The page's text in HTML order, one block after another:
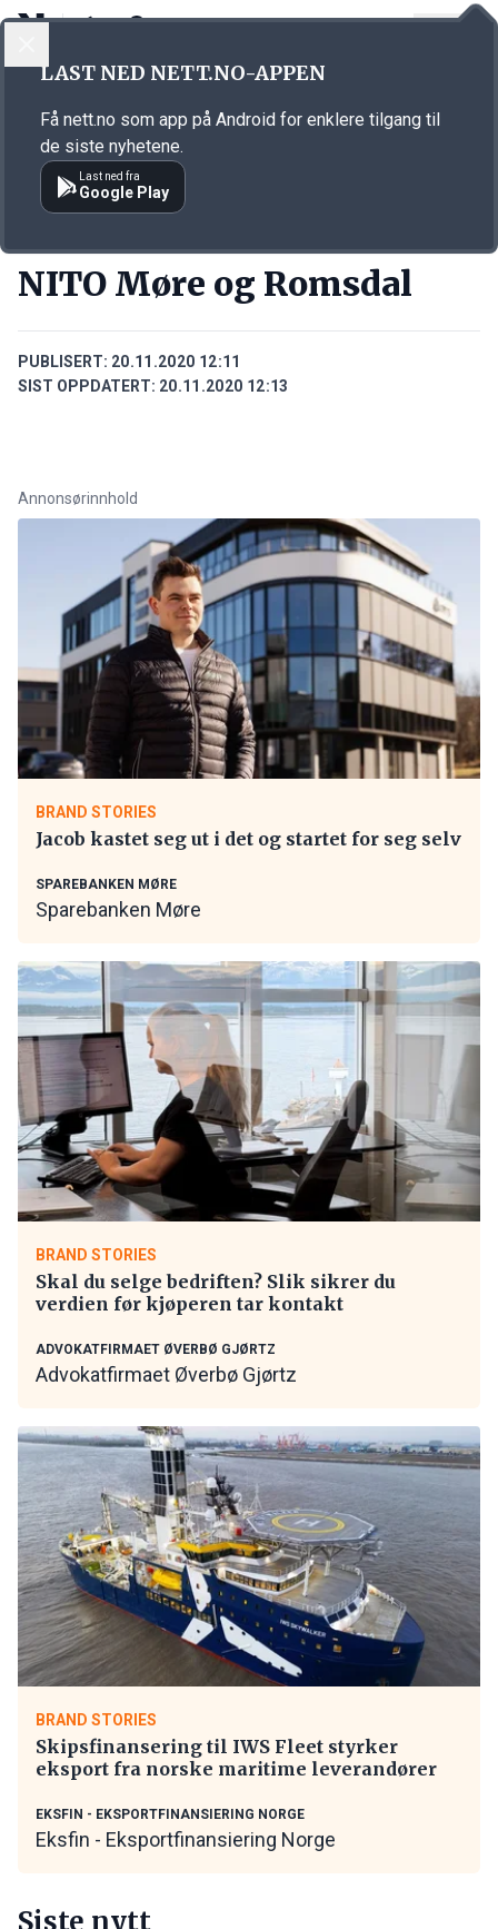
Annonsørinnhold
NITO Møre og Romsdal
PUBLISERT: 20.11.2020 12:11
SIST OPPDATERT: 20.11.2020 12:13
Annonsørinnhold
BRAND STORIES
Jacob kastet seg ut i det og startet for seg selv
SPAREBANKEN MØRE
Sparebanken Møre
BRAND STORIES
Skal du selge bedriften? Slik sikrer du
verdien før kjøperen tar kontakt
ADVOKATFIRMAET ØVERBØ GJØRTZ
Advokatfirmaet Øverbø Gjørtz
BRAND STORIES
Skipsfinansering til IWS Fleet styrker
eksport fra norske maritime leverandører
EKSFIN - EKSPORTFINANSIERING NORGE
Eksfin - Eksportfinansiering Norge
Siste nytt
LAST NED NETT.NO-APPEN
Få nett.no som app på Android for enklere tilgang til
de siste nyhetene.
Last ned fra
Google Play